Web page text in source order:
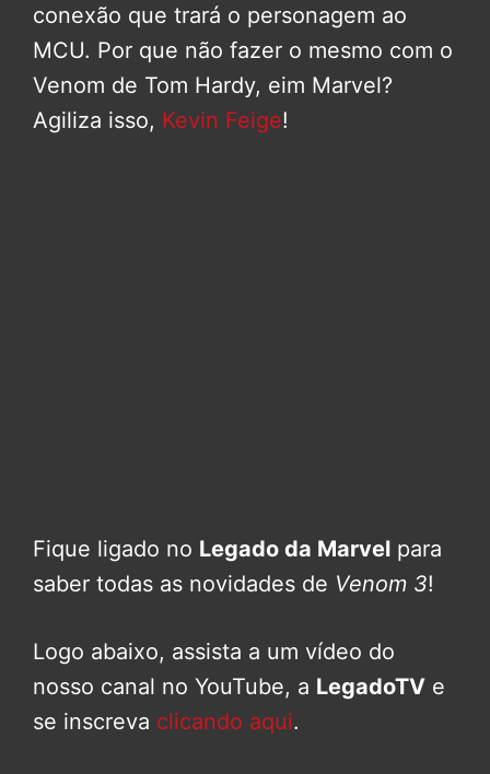
conexão que trará o personagem ao
MCU. Por que não fazer o mesmo com o
Venom de Tom Hardy, eim Marvel?
Agiliza isso, Kevin Feige!
Fique ligado no Legado da Marvel para
saber todas as novidades de Venom 3!
Logo abaixo, assista a um vídeo do
nosso canal no YouTube, a LegadoTV e
se inscreva clicando aqui.